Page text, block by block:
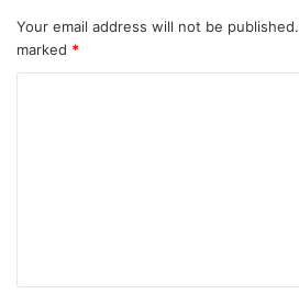
Your email address will not be published.
marked *